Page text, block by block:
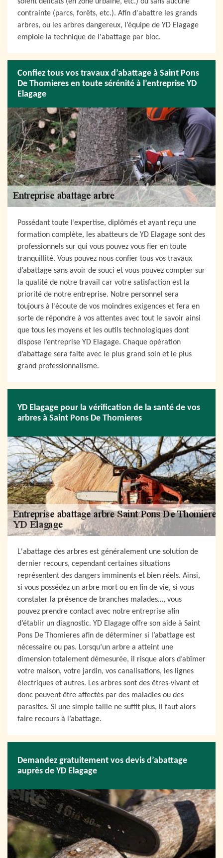
contrainte (parcs, forêts, etc.). Afin d'abattre les grands
arbres, ou les arbres dangereux, l’équipe de YD Elagage
emploie la technique de l'abattage par bloc.
Confiez tous vos travaux d’abattage à Saint Pons
De Thomieres en toute sérénité à l’entreprise YD
Elagage
Possédant toute l’expertise, diplômés et ayant reçu une
formation complète, les abatteurs de YD Elagage sont des
professionnels sur qui vous pouvez vous fier en toute
tranquillité. Vous pouvez nous confier tous vos travaux
d’abattage sans avoir de souci et vous pouvez compter sur
la qualité de notre travail car votre satisfaction est la
priorité de notre entreprise. Notre personnel sera
toujours à l’écoute de vos moindres exigences et fera en
sorte de répondre à vos attentes avec tout le savoir ainsi
que tous les moyens et les outils technologiques dont
dispose l’entreprise YD Elagage. Chaque opération
d’abattage sera faite avec le plus grand soin et le plus
grand professionnalisme.
YD Elagage pour la vérification de la santé de vos
arbres à Saint Pons De Thomieres
L'abattage des arbres est généralement une solution de
dernier recours, cependant certaines situations
représentent des dangers imminents et bien réels. Ainsi,
si vous possédez un arbre mort ou en fin de vie, si vous
constater la présence de branches malades…, vous
pouvez prendre contact avec notre entreprise afin
d’établir un diagnostic. YD Elagage offre son aide à Saint
Pons De Thomieres afin de déterminer si l’abattage est
nécessaire ou pas. Lorsqu’un arbre a atteint une
dimension totalement démesurée, il risque alors d’abîmer
votre maison, votre jardin, vos canalisations, les lignes
électriques et autres. Les arbres sont des êtres-vivant et
donc peuvent être affectés par des maladies ou des
parasites. Si une simple taille ne suffit plus, il faut alors
faire recours à l’abattage.
Demandez gratuitement vos devis d’abattage
auprès de YD Elagage